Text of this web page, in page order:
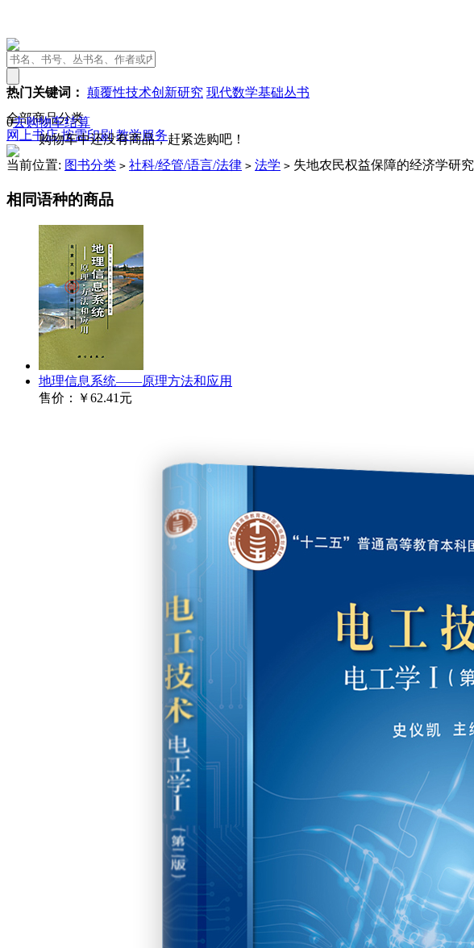
热门关键词： 颠覆性技术创新研究 现代数学基础丛书
0去购物车结算
购物车中还没有商品，赶紧选购吧！
全部商品分类
网上书店按需印刷 教学服务
当前位置: 图书分类 > 社科/经管/语言/法律 > 法学 > 失地农民权益保障的经济学研究
相同语种的商品
地理信息系统——原理方法和应用
售价：
￥62.41元